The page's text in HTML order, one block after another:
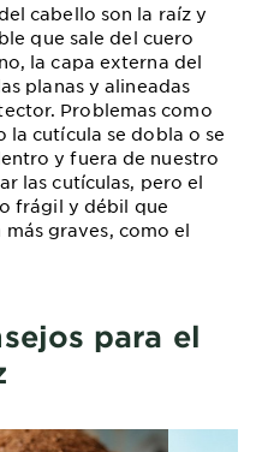
cabello son la raíz y
que sale del cuero
la capa externa del
planas y alineadas
Problemas como
la cutícula se dobla o se
y fuera de nuestro
las cutículas, pero el
frágil y débil que
graves, como el
para el